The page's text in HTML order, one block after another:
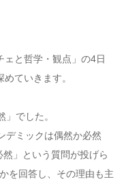
と哲学・観点」の4日
ていきます。
でした。
デミックは偶然か必然
」という質問が投げら
を回答し、その理由も主